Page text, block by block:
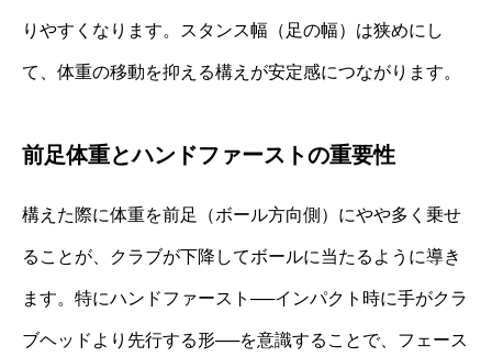
りやすくなります。スタンス幅（足の幅）は狭めにし
て、体重の移動を抑える構えが安定感につながります。
前足体重とハンドファーストの重要性
構えた際に体重を前足（ボール方向側）にやや多く乗せ
ることが、クラブが下降してボールに当たるように導き
ます。特にハンドファースト──インパクト時に手がクラ
ブヘッドより先行する形──を意識することで、フェース